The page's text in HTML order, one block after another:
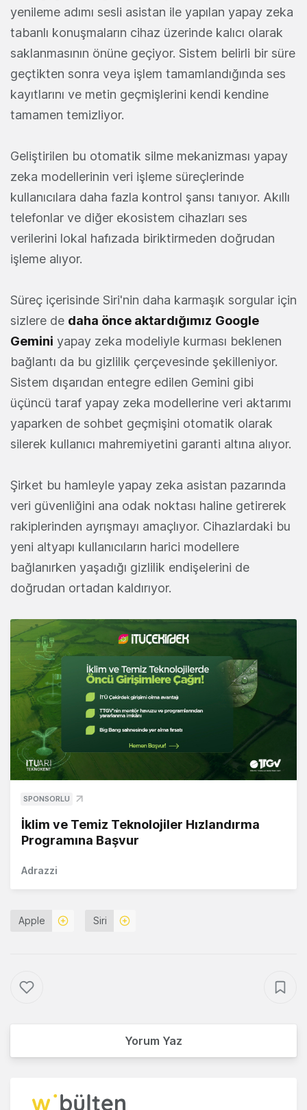
yenileme adımı sesli asistan ile yapılan yapay zeka
tabanlı konuşmaların cihaz üzerinde kalıcı olarak
saklanmasının önüne geçiyor. Sistem belirli bir süre
geçtikten sonra veya işlem tamamlandığında ses
kayıtlarını ve metin geçmişlerini kendi kendine
tamamen temizliyor.
Geliştirilen bu otomatik silme mekanizması yapay
zeka modellerinin veri işleme süreçlerinde
kullanıcılara daha fazla kontrol şansı tanıyor. Akıllı
telefonlar ve diğer ekosistem cihazları ses
verilerini lokal hafızada biriktirmeden doğrudan
işleme alıyor.
Süreç içerisinde Siri'nin daha karmaşık sorgular için
sizlere de daha önce aktardığımız Google
Gemini yapay zeka modeliyle kurması beklenen
bağlantı da bu gizlilik çerçevesinde şekilleniyor.
Sistem dışarıdan entegre edilen Gemini gibi
üçüncü taraf yapay zeka modellerine veri aktarımı
yaparken de sohbet geçmişini otomatik olarak
silerek kullanıcı mahremiyetini garanti altına alıyor.
Şirket bu hamleyle yapay zeka asistan pazarında
veri güvenliğini ana odak noktası haline getirerek
rakiplerinden ayrışmayı amaçlıyor. Cihazlardaki bu
yeni altyapı kullanıcıların harici modellere
bağlanırken yaşadığı gizlilik endişelerini de
doğrudan ortadan kaldırıyor.
SPONSORLU
İklim ve Temiz Teknolojiler Hızlandırma
Programına Başvur
Adrazzi
Apple Siri
Yorum Yaz